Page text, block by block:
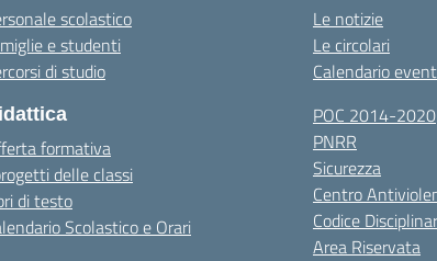
scolastico
e studenti
di studio
formativa
delle classi
di testo
Scolastico e Orari
Le notizie
Le circolari
Calendario
POC 2014-2020
PNRR
Sicurezza
Centro
Codice
Area Riservata